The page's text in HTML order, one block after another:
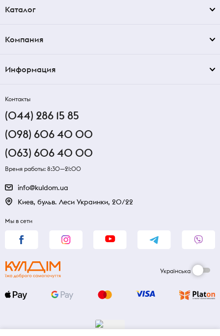
Каталог
Компания
Информация
Контакты
(044) 286 15 85
(098) 606 40 00
(063) 606 40 00
Время работы: 8:30—21:00
info@kuldom.ua
Киев, бульв. Леси Украинки, 20/22
Мы в сети
Українська